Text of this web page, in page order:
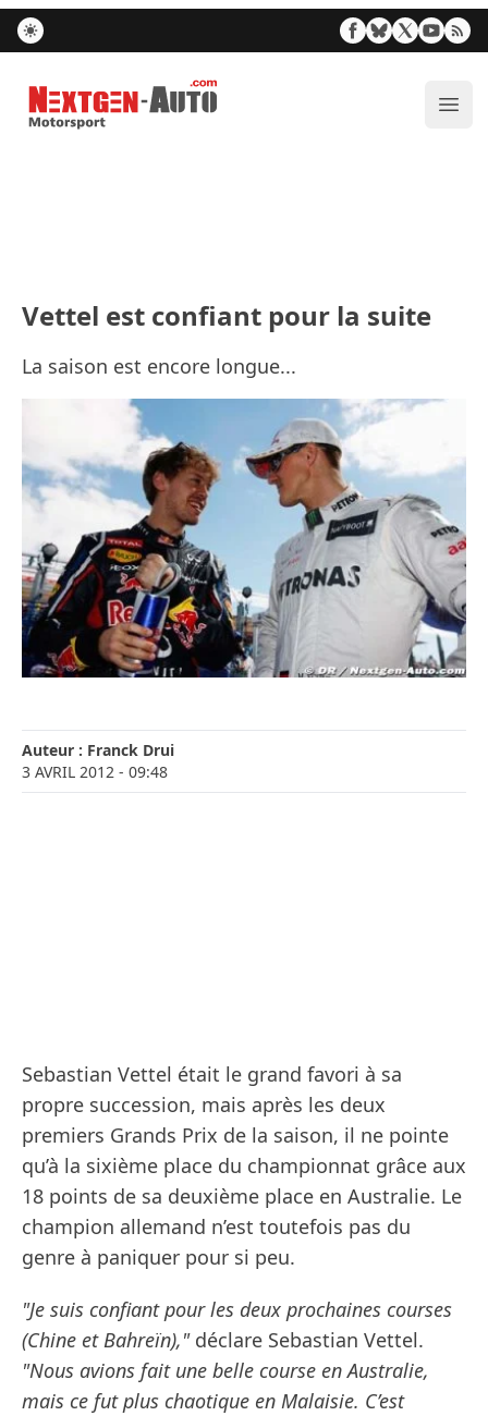
Nextgen-Auto.com
Vettel est confiant pour la suite
La saison est encore longue...
Auteur : Franck Drui
3 AVRIL 2012 - 09:48
Sebastian Vettel était le grand favori à sa
propre succession, mais après les deux
premiers Grands Prix de la saison, il ne pointe
qu’à la sixième place du championnat grâce aux
18 points de sa deuxième place en Australie. Le
champion allemand n’est toutefois pas du
genre à paniquer pour si peu.
"Je suis confiant pour les deux prochaines courses
(Chine et Bahreïn),"déclare Sebastian Vettel.
"Nous avions fait une belle course en Australie,
mais ce fut plus chaotique en Malaisie. C’est